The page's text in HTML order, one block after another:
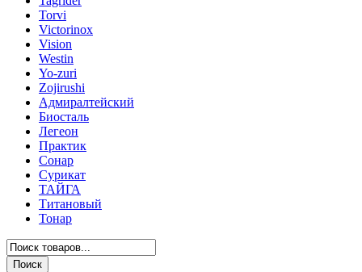
Torvi
Victorinox
Vision
Westin
Yo-zuri
Zojirushi
Адмиралтейский
Биосталь
Легеон
Практик
Сонар
Сурикат
ТАЙГА
Титановый
Тонар